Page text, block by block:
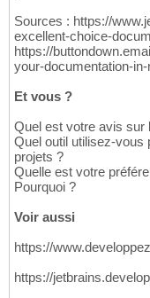
Sources : https://
excellent-choice-
https://
your-documentation-
Et vous ?
Quel est votre avis sur
Quel outil utilisez-vous
projets ?
Quelle est votre
Pourquoi ?
Voir aussi
https://
https://